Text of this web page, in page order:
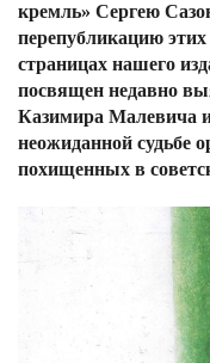
кремль» Сергею
перепубликацию
страницах нашего
посвящен недавно
Казимира Малевича
неожиданной судьбе
похищенных в